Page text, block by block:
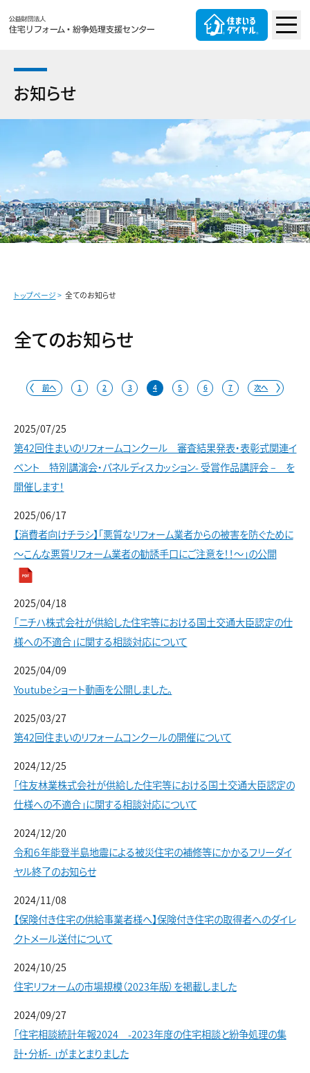
お知らせ
トップページ 全てのお知らせ
全てのお知らせ
前へ 1 2 3 4 5 6 7 次へ
2025/07/25
第42回住まいのリフォームコンクール 審査結果発表・表彰式関連イ
ベント 特別講演会・パネルディスカッション- 受賞作品講評会 – を
開催します！
2025/06/17
【消費者向けチラシ】「悪質なリフォーム業者からの被害を防ぐために
～こんな悪質リフォーム業者の勧誘手口にご注意を！！～」の公開
2025/04/18
「ニチハ株式会社が供給した住宅等における国土交通大臣認定の仕
様への不適合」に関する相談対応について
2025/04/09
Youtubeショート動画を公開しました。
2025/03/27
第42回住まいのリフォームコンクールの開催について
2024/12/25
「住友林業株式会社が供給した住宅等における国土交通大臣認定の
仕様への不適合」に関する相談対応について
2024/12/20
令和６年能登半島地震による被災住宅の補修等にかかるフリーダイ
ヤル終了のお知らせ
2024/11/08
【保険付き住宅の供給事業者様へ】保険付き住宅の取得者へのダイレ
クトメール送付について
2024/10/25
住宅リフォームの市場規模（2023年版）を掲載しました
2024/09/27
「住宅相談統計年報2024 -2023年度の住宅相談と紛争処理の集
計・分析- 」がまとまりました